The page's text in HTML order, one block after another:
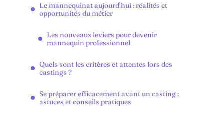
Le mannequinat aujourd’hui : réalités et
opportunités du métier
Les nouveaux leviers pour devenir
mannequin professionnel
Quels sont les critères et attentes lors des
castings ?
Se préparer efficacement avant un casting :
astuces et conseils pratiques